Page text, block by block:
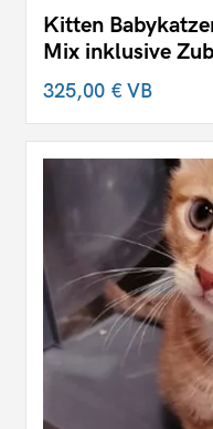
Kitten
Mix inklusive
325,00 €VB